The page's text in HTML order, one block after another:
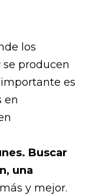
los
producen
es
en
Buscar
una
y mejor.